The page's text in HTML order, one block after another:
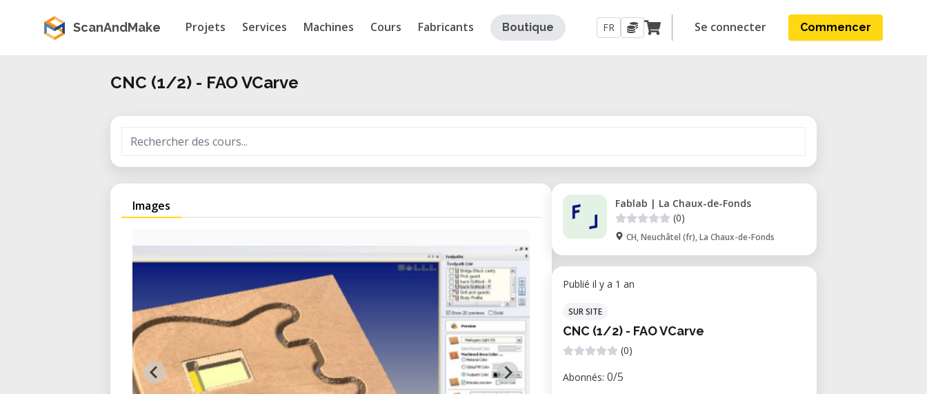
ScanAndMake Projets Services Machines Cours Fabricants Boutique FR Se connecter Commencer
CNC (1/2) - FAO VCarve
Images
Fablab | La Chaux-de-Fonds
(0)
CH, Neuchâtel (fr), La Chaux-de-Fonds
Publié il y a 1 an
SUR SITE
CNC (1/2) - FAO VCarve
(0)
Abonnés: 0/5